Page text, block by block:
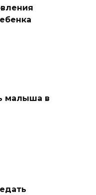
малыша в